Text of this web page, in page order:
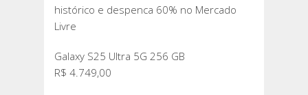
histórico e despenca 60% no Mercado
Livre
Galaxy S25 Ultra 5G 256 GB
R$ 4.749,00